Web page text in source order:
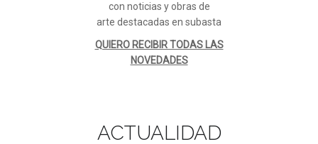
con noticias y obras de
arte destacadas en subasta
QUIERO RECIBIR TODAS LAS
NOVEDADES
ACTUALIDAD